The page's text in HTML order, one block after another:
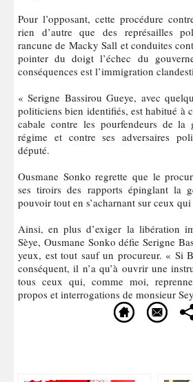
Pour l’opposant, cette procédure
rien d’autre que des représailles
rancune de Macky Sall et conduites
pointer du doigt l’échec du
conséquences est l’immigration
« Serigne Bassirou Gueye, avec
politiciens bien identifiés, est habitué à
cabale contre les pourfendeurs de la
régime et contre ses adversaires
député.
Ousmane Sonko regrette que le
ses tiroirs des rapports épinglant la
pouvoir tout en s’acharnant sur ceux
Ainsi, en plus d’exiger la libération
Sèye, Ousmane Sonko défie Serigne
yeux, est tout sauf un procureur. « Si
conséquent, il n’a qu’à ouvrir une
tous ceux qui, comme moi,
propos et interrogations de monsieur